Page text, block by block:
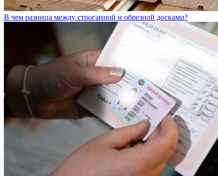
В чем разница между строганной и обрезной досками?